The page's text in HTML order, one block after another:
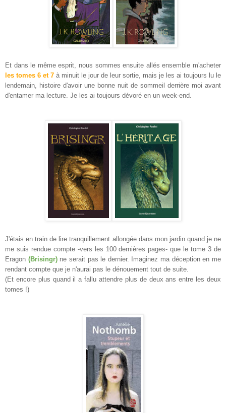
Et dans le même esprit, nous sommes ensuite allés ensemble m'acheter
les tomes 6 et 7 à minuit le jour de leur sortie, mais je les ai toujours lu le
lendemain, histoire d'avoir une bonne nuit de sommeil derrière moi avant
d'entamer ma lecture. Je les ai toujours dévoré en un week-end.
J'étais en train de lire tranquillement allongée dans mon jardin quand je ne
me suis rendue compte -vers les 100 dernières pages- que le tome 3 de
Eragon (Brisingr)ne serait pas le dernier. Imaginez ma déception en me
rendant compte que je n'aurai pas le dénouement tout de suite.
(Et encore plus quand il a fallu attendre plus de deux ans entre les deux
tomes !)